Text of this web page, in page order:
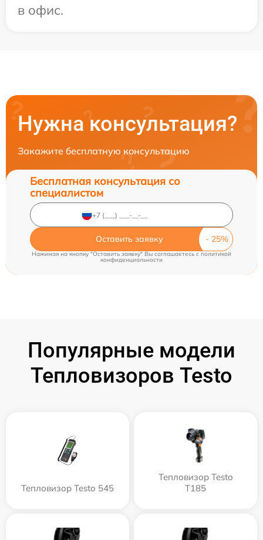
в офис.
Нужна консультация?
Закажите бесплатную консультацию
Бесплатная консультация со
специалистом
Оставить заявку
Нажимая на кнопку "Оставить заявку" Вы соглашаетесь c политикой
конфиденциальности
Популярные модели
Тепловизоров Testo
Тепловизор Testo 545
Тепловизор Testo
T185